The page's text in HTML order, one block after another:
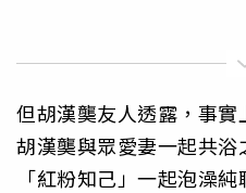
但胡漢龑友人透露，事
胡漢龑與眾愛妻一起共
「紅粉知己」一起泡澡